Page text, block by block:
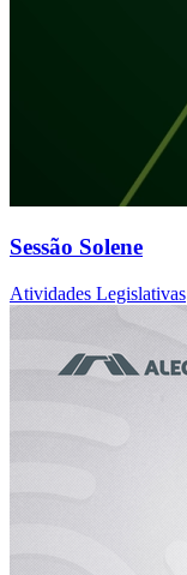
Sessão Solene
Atividades Legislativas